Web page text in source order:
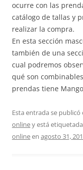
ocurre con las
catálogo de tallas y
realizar la compra.
En esta sección
también de una
cual podremos
qué son
prendas tiene
Esta entrada se publicó
onliney está
onlineen agosto 31,